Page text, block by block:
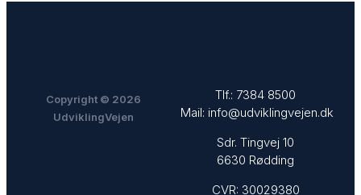
Copyright © 2026
UdviklingVejen
Tlf.: 7384 8500
Mail: info@udviklingvejen.dk
Sdr. Tingvej 10
6630 Rødding
CVR: 30029380